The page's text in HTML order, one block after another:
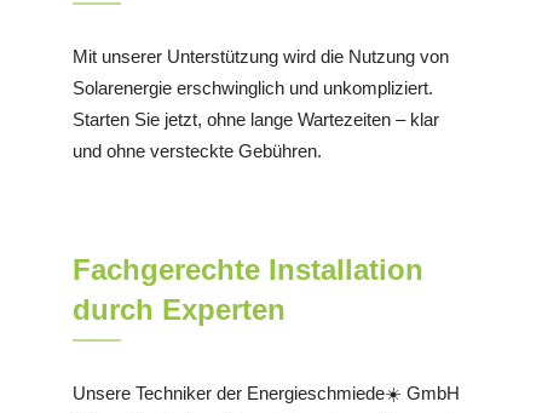
Mit unserer Unterstützung wird die Nutzung von
Solarenergie erschwinglich und unkompliziert.
Starten Sie jetzt, ohne lange Wartezeiten – klar
und ohne versteckte Gebühren.
Fachgerechte Installation
durch Experten
Unsere Techniker der Energieschmiede☀️ GmbH